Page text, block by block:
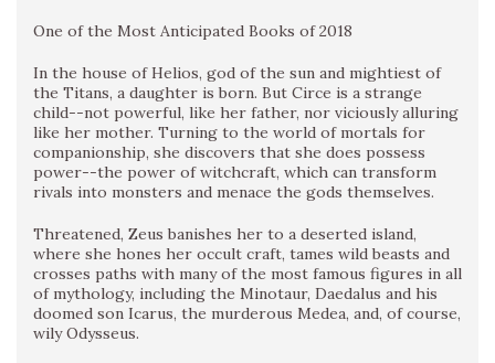
One of the Most Anticipated Books of 2018
In the house of Helios, god of the sun and mightiest of
the Titans, a daughter is born. But Circe is a strange
child--not powerful, like her father, nor viciously alluring
like her mother. Turning to the world of mortals for
companionship, she discovers that she does possess
power--the power of witchcraft, which can transform
rivals into monsters and menace the gods themselves.
Threatened, Zeus banishes her to a deserted island,
where she hones her occult craft, tames wild beasts and
crosses paths with many of the most famous figures in all
of mythology, including the Minotaur, Daedalus and his
doomed son Icarus, the murderous Medea, and, of course,
wily Odysseus.